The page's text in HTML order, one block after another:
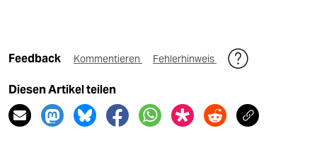
Feedback Kommentieren Fehlerhinweis
Diesen Artikel teilen